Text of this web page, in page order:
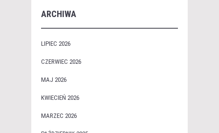
ARCHIWA
LIPIEC 2026
CZERWIEC 2026
MAJ 2026
KWIECIEŃ 2026
MARZEC 2026